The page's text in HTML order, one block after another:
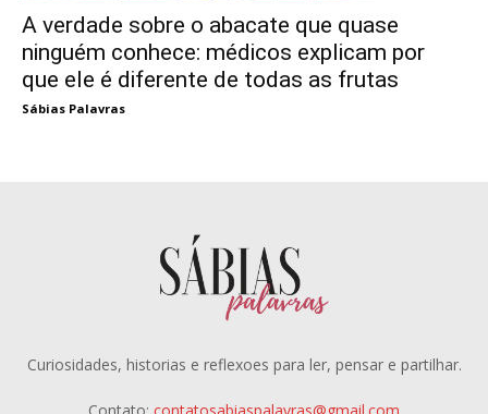
A verdade sobre o abacate que quase
ninguém conhece: médicos explicam por
que ele é diferente de todas as frutas
Sábias Palavras
Curiosidades, historias e reflexoes para ler, pensar e partilhar.